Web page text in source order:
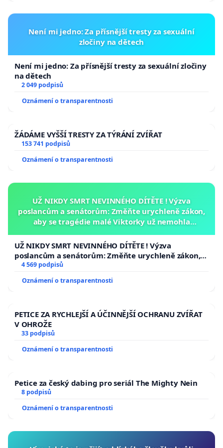
Není mi jedno: Za přísnější tresty za sexuální
zločiny na dětech
Není mi jedno: Za přísnější tresty za sexuální zločiny
na dětech
2 049 podpisů
Oznámení o transparentnosti
ŽÁDÁME VYŠŠÍ TRESTY ZA TÝRÁNÍ ZVÍŘAT
153 741 podpisů
Oznámení o transparentnosti
UŽ NIKDY SMRT NEVINNÉHO DÍTĚTE ! Výzva
poslancům a senátorům: Změňte urychleně zákon,
aby se tragédie malé Viktorky už nemohla
UŽ NIKDY SMRT NEVINNÉHO DÍTĚTE ! Výzva
poslancům a senátorům: Změňte urychleně zákon,
aby se tragédie malé Viktorky už nemohla opakovat!
4 569 podpisů
Oznámení o transparentnosti
PETICE ZA RYCHLEJŠÍ A ÚČINNĚJŠÍ OCHRANU ZVÍŘAT
V OHROŽE
33 podpisů
Oznámení o transparentnosti
Petice za český dabing pro seriál The Mighty Nein
8 podpisů
Oznámení o transparentnosti